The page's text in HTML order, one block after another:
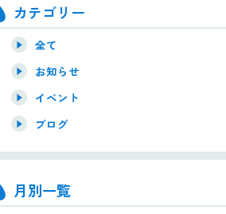
カテゴリー
全て
お知らせ
イベント
ブログ
月別一覧